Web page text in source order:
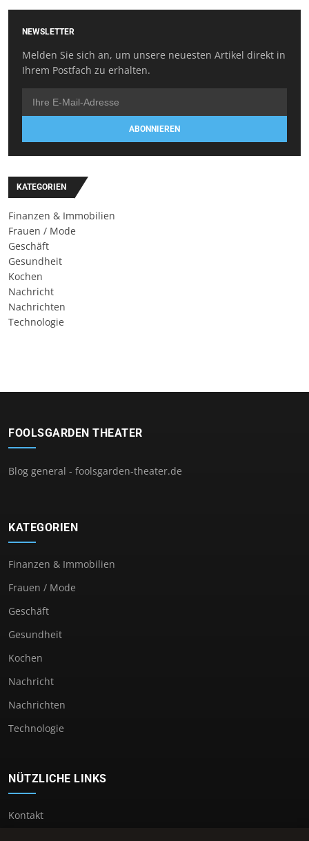
NEWSLETTER
Melden Sie sich an, um unsere neuesten Artikel direkt in
Ihrem Postfach zu erhalten.
ABONNIEREN
KATEGORIEN
Finanzen & Immobilien
Frauen / Mode
Geschäft
Gesundheit
Kochen
Nachricht
Nachrichten
Technologie
FOOLSGARDEN THEATER
Blog general - foolsgarden-theater.de
KATEGORIEN
Finanzen & Immobilien
Frauen / Mode
Geschäft
Gesundheit
Kochen
Nachricht
Nachrichten
Technologie
NÜTZLICHE LINKS
Kontakt